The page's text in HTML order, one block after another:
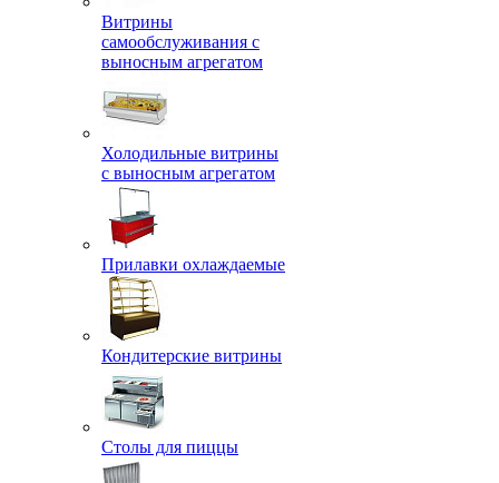
Витрины
самообслуживания с
выносным агрегатом
Холодильные витрины
с выносным агрегатом
Прилавки охлаждаемые
Кондитерские витрины
Столы для пиццы